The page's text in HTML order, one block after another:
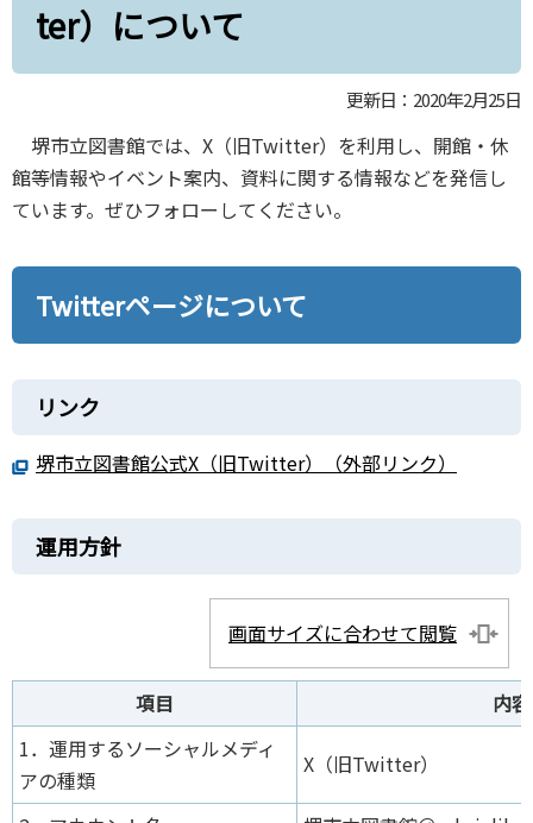
ter）について
更新日：2020年2月25日
堺市立図書館では、X（旧Twitter）を利用し、開館・休
館等情報やイベント案内、資料に関する情報などを発信し
ています。ぜひフォローしてください。
Twitterページについて
リンク
堺市立図書館公式X（旧Twitter）（外部リンク）
運用方針
画面サイズに合わせて閲覧
項目
内容
1．運用するソーシャルメディ
アの種類
X（旧Twitter）